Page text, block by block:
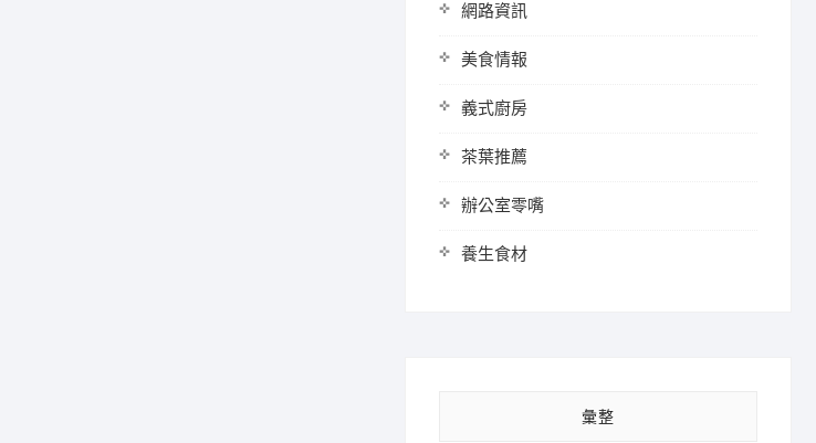
網路資訊
美食情報
義式廚房
茶葉推薦
辦公室零嘴
養生食材
彙整